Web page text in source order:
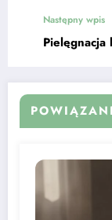
Następny wpis